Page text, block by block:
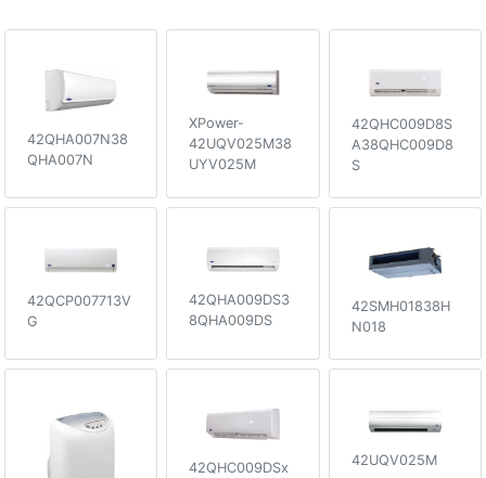
42QHA007N38
QHA007N
XPower-
42UQV025M38
UYV025M
42QHC009D8S
A38QHC009D8
S
42QCP007713V
G
42QHA009DS3
8QHA009DS
42SMH01838H
N018
42QHC009DSx
42UQV025M